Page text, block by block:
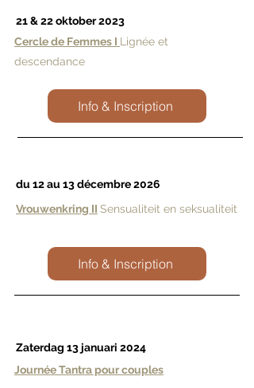
21 & 22 oktober 2023
Cercle de Femmes I Lignée et
descendance
Info & Inscription
du 12 au 13 décembre 2026
Info & Inscription
Vrouwenkring II Sensualiteit en seksualiteit
Zaterdag 13 januari 2024
Journée Tantra pour couples